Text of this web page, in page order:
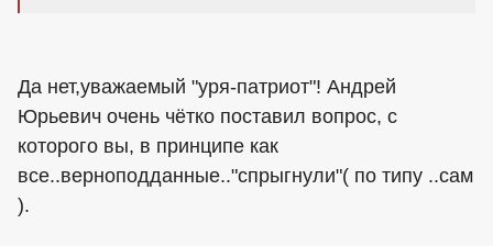
Да нет,уважаемый "уря-патриот"! Андрей
Юрьевич очень чётко поставил вопрос, с
которого вы, в принципе как
все..верноподданные.."спрыгнули"( по типу ..сам
).